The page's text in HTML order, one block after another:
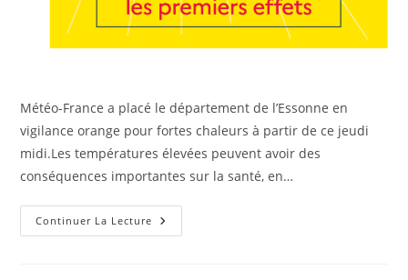
Météo-France a placé le département de l’Essonne en
vigilance orange pour fortes chaleurs à partir de ce jeudi
midi.Les températures élevées peuvent avoir des
conséquences importantes sur la santé, en…
Continuer La Lecture